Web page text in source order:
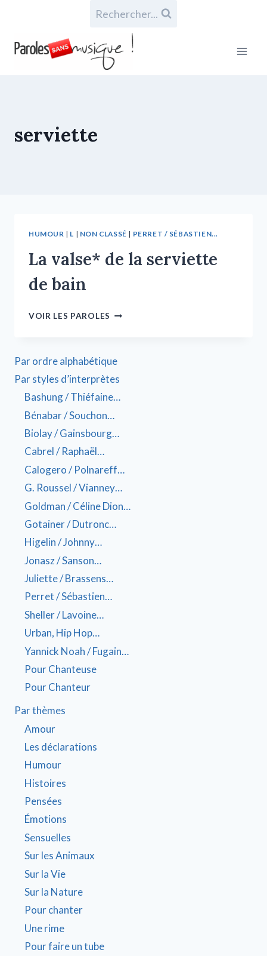
Rechercher...
serviette
HUMOUR | L | NON CLASSÉ | PERRET / SÉBASTIEN...
La valse* de la serviette
de bain
VOIR LES PAROLES
Par ordre alphabétique
Par styles d’interprètes
Bashung / Thiéfaine…
Bénabar / Souchon…
Biolay / Gainsbourg…
Cabrel / Raphaël…
Calogero / Polnareff…
G. Roussel / Vianney…
Goldman / Céline Dion…
Gotainer / Dutronc…
Higelin / Johnny…
Jonasz / Sanson…
Juliette / Brassens…
Perret / Sébastien…
Sheller / Lavoine…
Urban, Hip Hop…
Yannick Noah / Fugain…
Pour Chanteuse
Pour Chanteur
Par thèmes
Amour
Les déclarations
Humour
Histoires
Pensées
Émotions
Sensuelles
Sur les Animaux
Sur la Vie
Sur la Nature
Pour chanter
Une rime
Pour faire un tube